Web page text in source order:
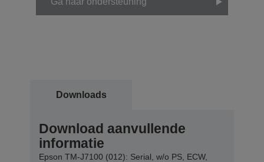
Downloads
Download aanvullende
informatie
Epson TM-J7100 (012): Serial, w/o PS, ECW,